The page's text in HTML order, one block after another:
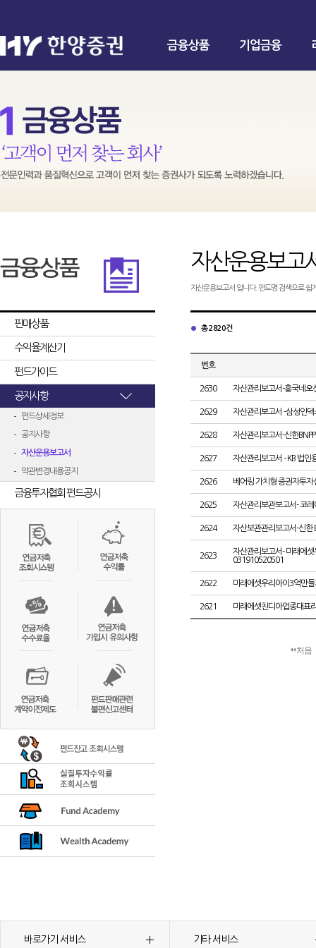
금융상품 기업금융
판매상품
수익율계산기
펀드가이드
공지사항
펀드상세정보
공지사항
자산운용보고서
약관변경내용공지
금융투자협회 펀드공시
자산운용보고
자산운용보고서 입니다. 펀드명 검색으로 쉽
총 2820건
번호
2630 자산관리보고서-흥국네
2629 자산관리보고서 -삼성인
2628 자산관리보고서-신한
2627 자산관리보고서 - KB 법인
2626 베어링 가치형 증권자투
2625 자산관리보관보고서- 코
2624 자산보관관리보고서-신한
2623
자산관리보고서- 미래에
031910520501
2622 미래에셋우리아이3억만
2621 미래에셋친디아업종대표
처음
바로가기 서비스 기타 서비스